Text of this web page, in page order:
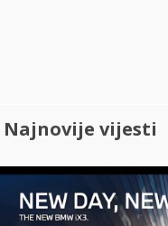
Najnovije vijesti